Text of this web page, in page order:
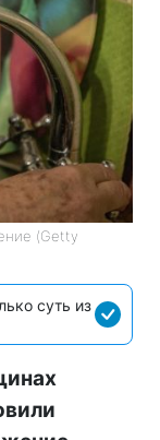
(Getty
суть из